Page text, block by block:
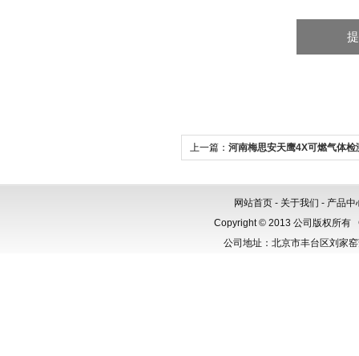
上一篇： 河南梅思安天鹰4X可燃气体检
网站首页 - 关于我们 - 产品中
Copyright © 2013 公司版权所有
公司地址：北京市丰台区刘家